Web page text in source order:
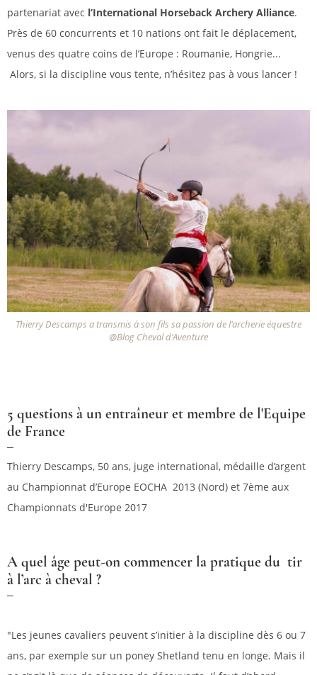
partenariat avec l’International Horseback Archery Alliance.
Près de 60 concurrents et 10 nations ont fait le déplacement,
venus des quatre coins de l’Europe : Roumanie, Hongrie...
Alors, si la discipline vous tente, n’hésitez pas à vous lancer !
Thierry Descamps a transmis à son fils sa passion de l'archerie équestre
@Blog Cheval d'Aventure
5 questions à un entraîneur et membre de l'Equipe
de France
Thierry Descamps, 50 ans, juge international, médaille d’argent
au Championnat d’Europe EOCHA 2013 (Nord) et 7ème aux
Championnats d'Europe 2017
A quel âge peut-on commencer la pratique du tir
à l’arc à cheval ?
"Les jeunes cavaliers peuvent s’initier à la discipline dès 6 ou 7
ans, par exemple sur un poney Shetland tenu en longe. Mais il